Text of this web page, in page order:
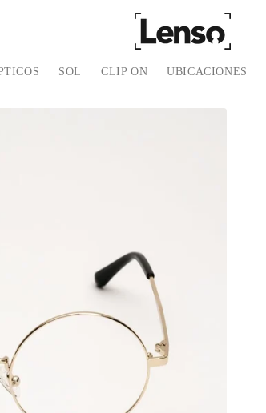
SOL CLIP ON UBICACIONES